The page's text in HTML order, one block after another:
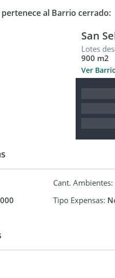
inicial de USD 150.000
más información y coordiná tu
al Barrio cerrado:
San
Lotes
900 m2
Ver
Cant. Ambientes:
Tipo Expensas: